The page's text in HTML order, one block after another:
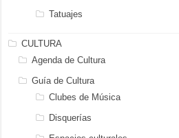
Tatuajes
CULTURA
Agenda de Cultura
Guía de Cultura
Clubes de Música
Disquerías